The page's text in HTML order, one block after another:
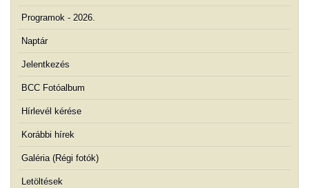
Programok - 2026.
Naptár
Jelentkezés
BCC Fotóalbum
Hírlevél kérése
Korábbi hírek
Galéria (Régi fotók)
Letöltések